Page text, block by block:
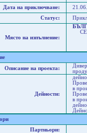
Дата на приключване:
Статус:
Място на изпълнение:
Описание на проекта:
Дейности:
в
в
Партньори: